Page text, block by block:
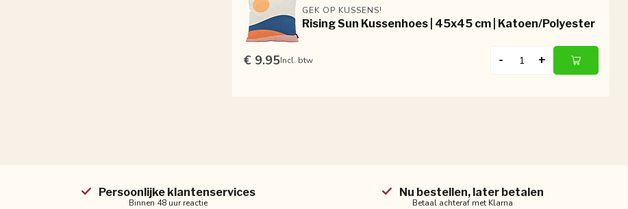
GEK OP KUSSENS!
Rising Sun Kussenhoes | 45x45 cm | Katoen/Polyester
€ 9.95Incl. btw - +
Persoonlijke klantenservices
Binnen 48 uur reactie
Nu bestellen, later betalen
Betaal achteraf met Klarna